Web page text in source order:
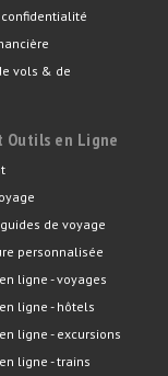
vols & de
Outils en Ligne
de voyage
personnalisée
ligne - voyages
ligne - hôtels
ligne - excursions
ligne - trains